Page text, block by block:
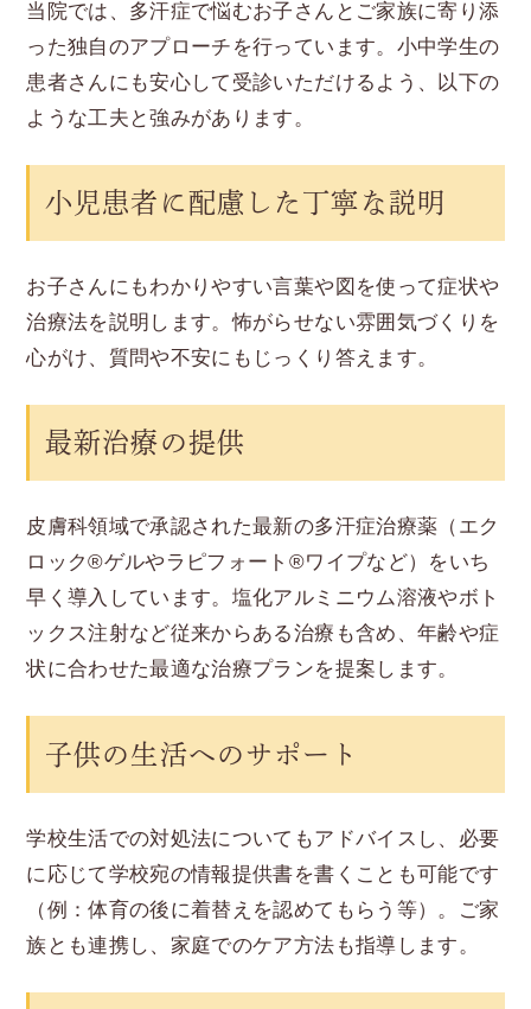
当院では、多汗症で悩むお子さんとご家族に寄り添
った独自のアプローチを行っています。小中学生の
患者さんにも安心して受診いただけるよう、以下の
ような工夫と強みがあります。
小児患者に配慮した丁寧な説明
お子さんにもわかりやすい言葉や図を使って症状や
治療法を説明します。怖がらせない雰囲気づくりを
心がけ、質問や不安にもじっくり答えます。
最新治療の提供
皮膚科領域で承認された最新の多汗症治療薬（エク
ロック®ゲルやラピフォート®ワイプなど）をいち
早く導入しています。塩化アルミニウム溶液やボト
ックス注射など従来からある治療も含め、年齢や症
状に合わせた最適な治療プランを提案します。
子供の生活へのサポート
学校生活での対処法についてもアドバイスし、必要
に応じて学校宛の情報提供書を書くことも可能です
（例：体育の後に着替えを認めてもらう等）。ご家
族とも連携し、家庭でのケア方法も指導します。